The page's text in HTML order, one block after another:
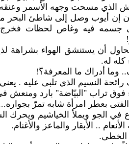
الذي مسحت وجهه الأسمر
إن أيوب وصل إلى شاطئ البحر
جسمه فيه وغاص لحظات فخرج
أن يستنشق الهواء بشراهة
كله له.
وما أدراك ما المعرفة؟ّ!
النسيم الذي تلبى عليه .
فوق تراب "البيّاضة" بارد
بعطر امرأة شابه تمرّ
في الجو ويملأ الخياشيم ويحرك
.. الأبقار والماعز والأغنام.
الخطى.